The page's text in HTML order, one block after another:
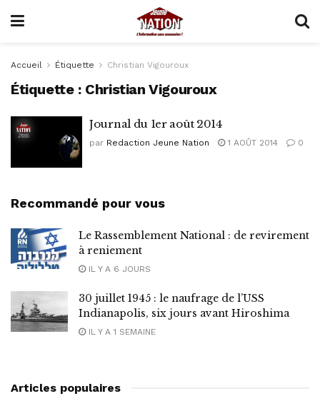
Accueil Étiquette Christian Vigouroux
Étiquette : Christian Vigouroux
Journal du 1er août 2014
par Redaction Jeune Nation 1 AOÛT 2014 0
Recommandé pour vous
Le Rassemblement National : de revirement
à reniement
IL Y A 6 JOURS
30 juillet 1945 : le naufrage de l’USS
Indianapolis, six jours avant Hiroshima
IL Y A 1 SEMAINE
Articles populaires